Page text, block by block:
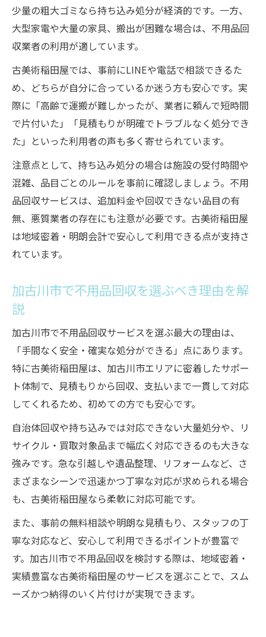
少量の粗大ゴミなら持ち込み処分が経済的です。一方、
大型家電や大量の家具、搬出が困難な場合は、不用品回
収業者の利用が適しています。
古美術稲田屋では、事前にLINEや電話で相談できるた
め、どちらが自分に合っているか迷う方も安心です。実
際に「高齢で運搬が難しかったが、業者に頼んで短時間
で片付いた」「見積もりが明確でトラブルなく処分でき
た」といった利用者の声も多く寄せられています。
注意点として、持ち込み処分の場合は施設の受付時間や
混雑、品目ごとのルールを事前に確認しましょう。不用
品回収サービスは、追加料金や回収できない品目の有
無、悪質業者の存在にも注意が必要です。古美術稲田屋
は地域密着・明朗会計で安心して利用できる点が支持さ
れています。
加古川市で不用品回収を選ぶべき理由を解
説
加古川市で不用品回収サービスを選ぶ最大の理由は、
「手間なく安全・確実な処分ができる」点にあります。
特に古美術稲田屋は、加古川市エリアに密着したサポー
ト体制で、見積もりから回収、支払いまで一貫して対応
してくれるため、初めての方でも安心です。
自治体回収や持ち込みでは対応できない大量処分や、リ
サイクル・買取対象品まで幅広く対応できるのも大きな
強みです。急な引越しや遺品整理、リフォームなど、さ
まざまなシーンで迅速かつ丁寧な対応が求められる場合
も、古美術稲田屋なら柔軟に対応可能です。
また、事前の無料相談や明朗な見積もり、スタッフの丁
寧な対応など、安心して利用できるポイントが豊富で
す。加古川市で不用品回収を検討する際は、地域密着・
実績豊富な古美術稲田屋のサービスを選ぶことで、スム
ーズかつ納得のいく片付けが実現できます。